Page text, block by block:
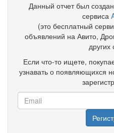
Данный отчет был
сервиса
(это бесплатный
объявлений на Авито,
других
Если что-то ищете,
узнавать о появляющихся